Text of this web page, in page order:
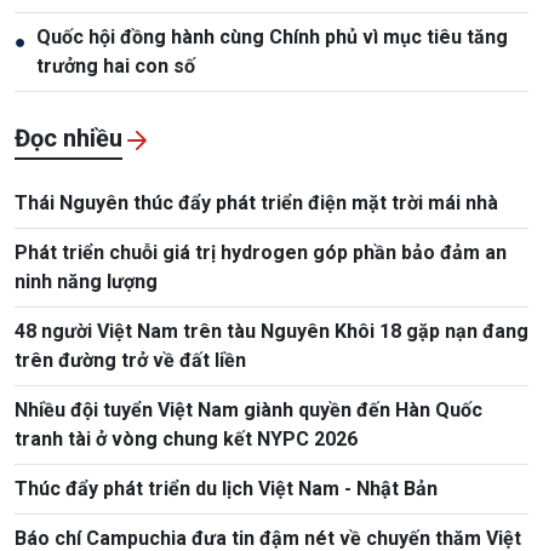
● Quốc hội đồng hành cùng Chính phủ vì mục tiêu tăng
trưởng hai con số
Đọc nhiều
Thái Nguyên thúc đẩy phát triển điện mặt trời mái nhà
Phát triển chuỗi giá trị hydrogen góp phần bảo đảm an
ninh năng lượng
48 người Việt Nam trên tàu Nguyên Khôi 18 gặp nạn đang
trên đường trở về đất liền
Nhiều đội tuyển Việt Nam giành quyền đến Hàn Quốc
tranh tài ở vòng chung kết NYPC 2026
Thúc đẩy phát triển du lịch Việt Nam - Nhật Bản
Báo chí Campuchia đưa tin đậm nét về chuyến thăm Việt